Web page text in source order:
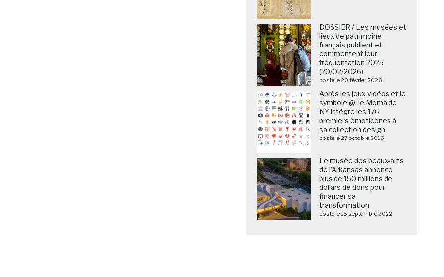
DOSSIER / Les musées et
lieux de patrimoine
français publient et
commentent leur
fréquentation 2025
(20/02/2026)
posté le 20 février 2026
Après les jeux vidéos et le
symbole @, le Moma de
NY intègre les 176
premiers émoticônes à
sa collection design
posté le 27 octobre 2016
Le musée des beaux-arts
de l’Arkansas annonce
plus de 150 millions de
dollars de dons pour
financer sa
transformation
posté le 15 septembre 2022